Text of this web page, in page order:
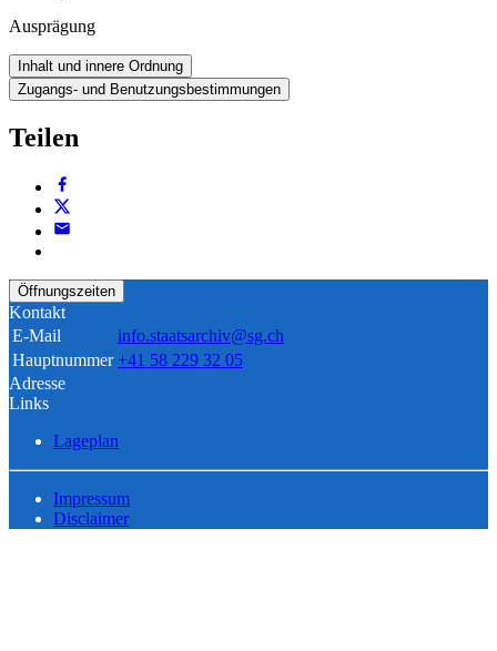
Ausprägung
Inhalt und innere Ordnung
Zugangs- und Benutzungsbestimmungen
Teilen
Öffnungszeiten
Kontakt
E-Mail
info.staatsarchiv@sg.ch
Hauptnummer +41 58 229 32 05
Adresse
Links
Lageplan
Impressum
Disclaimer